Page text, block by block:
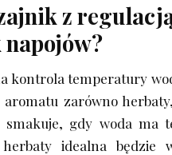
z
napojów?
kontrola temperatury
zarówno
smakuje, gdy woda ma
idealna będzie